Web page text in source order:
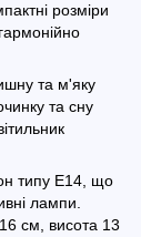
розміри
та м'яку
та сну
типу E14, що
лампи.
см, висота 13